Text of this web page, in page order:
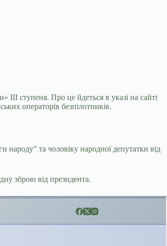
III ступеня. Про це йдеться в указі на сайті
операторів безпілотників.
та чоловіку народної депутатки від
зброю від президента.